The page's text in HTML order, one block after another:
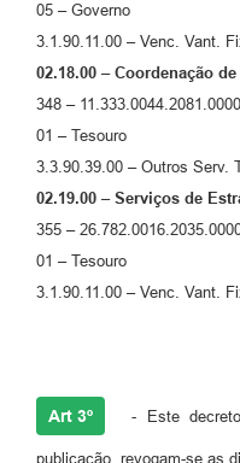
05 – Governo
3.1.90.11.00 – Venc.
02.18.00 – Coordenação
348 –
01 – Tesouro
3.3.90.39.00 – Outros
02.19.00 – Serviços de
355 –
01 – Tesouro
3.1.90.11.00 – Venc. Vant.
Art 3º - Este
publicação, revogam-se as